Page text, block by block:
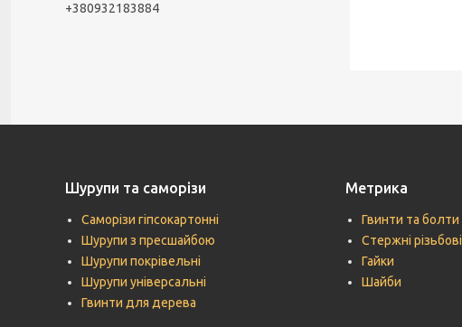
+380932183884
Шурупи та саморізи
Саморізи гіпсокартонні
Шурупи з пресшайбою
Шурупи покрівельні
Шурупи універсальні
Гвинти для дерева
Метрика
Гвинти та болти
Стержні різьбові
Гайки
Шайби